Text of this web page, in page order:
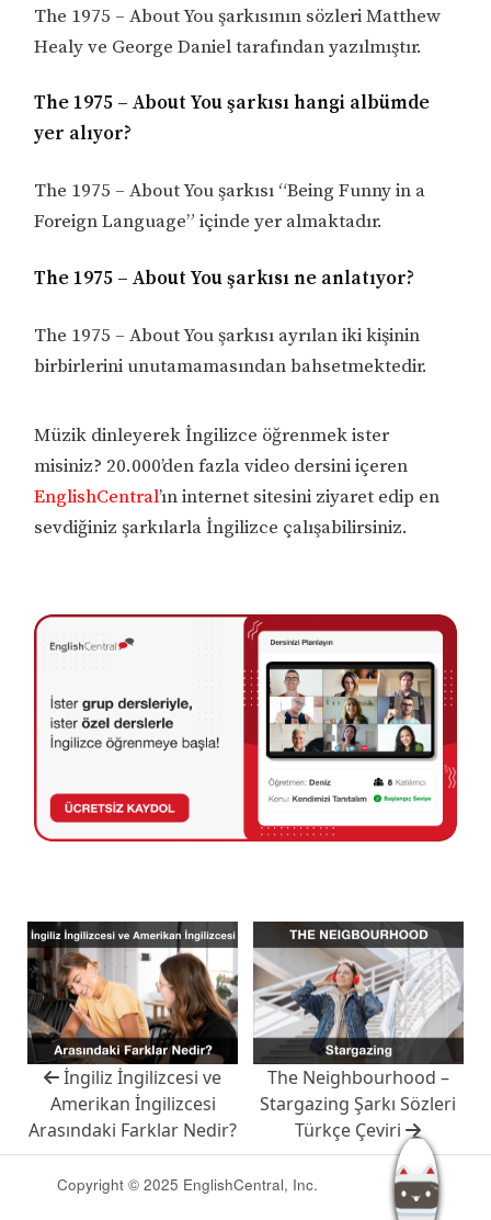
The 1975 – About You şarkısının sözleri Matthew
Healy ve George Daniel tarafından yazılmıştır.
The 1975 – About You şarkısı hangi albümde
yer alıyor?
The 1975 – About You şarkısı “Being Funny in a
Foreign Language” içinde yer almaktadır.
The 1975 – About You şarkısı ne anlatıyor?
The 1975 – About You şarkısı ayrılan iki kişinin
birbirlerini unutamamasından bahsetmektedir.
Müzik dinleyerek İngilizce öğrenmek ister
misiniz? 20.000’den fazla video dersini içeren
EnglishCentral’ın internet sitesini ziyaret edip en
sevdiğiniz şarkılarla İngilizce çalışabilirsiniz.
İngiliz İngilizcesi ve
Amerikan İngilizcesi
Arasındaki Farklar Nedir?
The Neighbourhood –
Stargazing Şarkı Sözleri
Türkçe Çeviri
Copyright © 2025 EnglishCentral, Inc.